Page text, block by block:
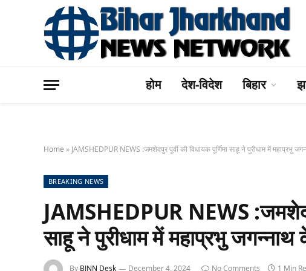
होम देश-विदेश बिहार
Home » JAMSHEDPUR NEWS :जमशेदपुर पूर्वी की विधायक पूर्णिमा साहू ने पुरीधाम में महाप्रभु
BREAKING NEWS
JAMSHEDPUR NEWS
साहू ने पुरीधाम में महाप्रभु जगन्नाथ
By BJNN Desk December 4, 2024 No Comments 1 Min